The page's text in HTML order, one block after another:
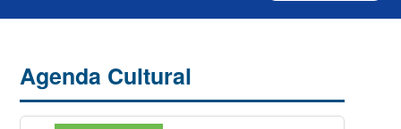
Agenda Cultural